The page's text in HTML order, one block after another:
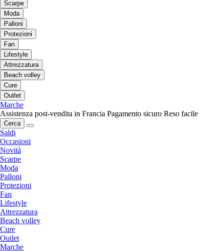
Scarpe
Moda
Palloni
Protezioni
Fan
Lifestyle
Attrezzatura
Beach volley
Cure
Outlet
Marche
Assistenza post-vendita in Francia Pagamento sicuro Reso facile
Cerca
Saldi
Occasioni
Novità
Scarpe
Moda
Palloni
Protezioni
Fan
Lifestyle
Attrezzatura
Beach volley
Cure
Outlet
Marche